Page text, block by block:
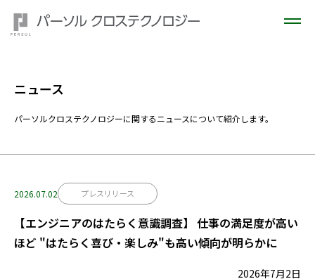
ニュース
パーソルクロステクノロジーに関するニュースについて紹介します。
2026.07.02 プレスリリース
【エンジニアのはたらく意識調査】 仕事の満足度が高い
ほど "はたらく喜び・楽しみ"も高い傾向が明らかに
2026年7月2日